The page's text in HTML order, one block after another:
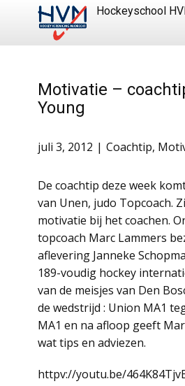
Hockeyschool
Motivatie –
Young
juli 3, 2012 Coachtip,
De coachtip deze week
van Unen, judo Topcoach.
motivatie bij het coachen.
topcoach Marc Lammers
aflevering Janneke
189-voudig hockey
van de meisjes van Den
de wedstrijd : Union MA1
MA1 en na afloop geeft
wat tips en adviezen.
httpv://youtu.be/